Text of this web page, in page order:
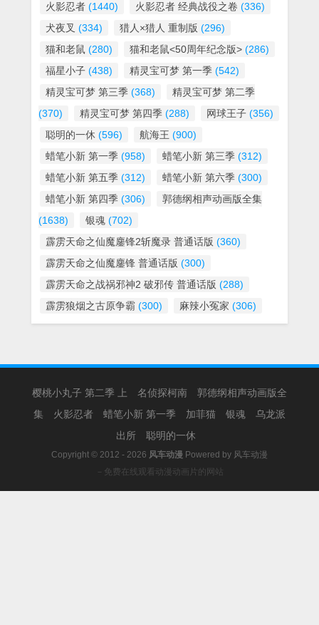
火影忍者 (1440) 火影忍者 经典战役之卷 (336)
犬夜叉 (334) 猎人×猎人 重制版 (296)
猫和老鼠 (280) 猫和老鼠<50周年纪念版> (286)
福星小子 (438) 精灵宝可梦 第一季 (542)
精灵宝可梦 第三季 (368)
精灵宝可梦 第二季
(370)
精灵宝可梦 第四季 (288) 网球王子 (356)
聪明的一休 (596) 航海王 (900)
蜡笔小新 第一季 (958) 蜡笔小新 第三季 (312)
蜡笔小新 第五季 (312) 蜡笔小新 第六季 (300)
蜡笔小新 第四季 (306)
郭德纲相声动画版全集
(1638)
银魂 (702)
霹雳天命之仙魔鏖锋2斩魔录 普通话版 (360)
霹雳天命之仙魔鏖锋 普通话版 (300)
霹雳天命之战祸邪神2 破邪传 普通话版 (288)
霹雳狼烟之古原争霸 (300) 麻辣小冤家 (306)
樱桃小丸子 第二季 上 名侦探柯南
郭德纲相声动画版全
集
火影忍者 蜡笔小新 第一季 加菲猫 银魂
乌龙派
出所
聪明的一休
Copyright © 2012 - 2026 风车动漫 Powered by 风车动漫
－免费在线观看动漫动画片的网站